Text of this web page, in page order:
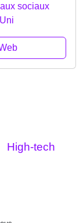
sociaux
High-tech